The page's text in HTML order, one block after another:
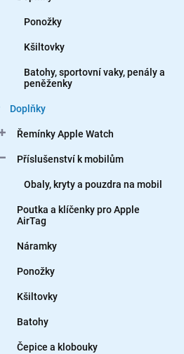
Ponožky
Kšiltovky
Batohy, sportovní vaky, penály a
peněženky
Doplňky
Řemínky Apple Watch
Příslušenství k mobilům
Obaly, kryty a pouzdra na mobil
Poutka a klíčenky pro Apple
AirTag
Náramky
Ponožky
Kšiltovky
Batohy
Čepice a klobouky